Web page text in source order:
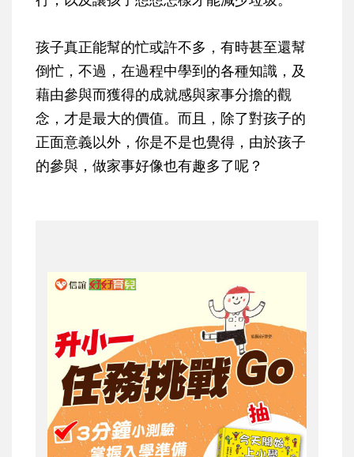
孩子真正能幫的忙或許不多，有時甚至還幫
倒忙，不過， 在過程中學到的各種知識，及
藉由參與而獲得的成就感與家事分擔的觀
念，才是最大的價值。 而且，除了對孩子的
正面意義以外，你是不是也覺得，由於孩子
的參與，做家事好像也有趣多了呢？